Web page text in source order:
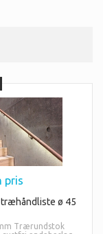
pris
træhåndliste ø 45
Trærundstok